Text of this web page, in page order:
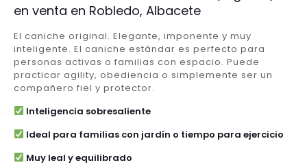
en venta en Robledo, Albacete
El caniche original. Elegante, imponente y muy
inteligente. El caniche estándar es perfecto para
personas activas o familias con espacio. Puede
practicar agility, obediencia o simplemente ser un
compañero fiel y protector.
Inteligencia sobresaliente
Ideal para familias con jardín o tiempo para ejercicio
Muy leal y equilibrado